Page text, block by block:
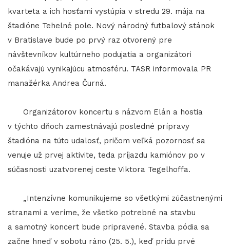
kvarteta a ich hosťami vystúpia v stredu 29. mája na
štadióne Tehelné pole. Nový národný futbalový stánok
v Bratislave bude po prvý raz otvorený pre
návštevníkov kultúrneho podujatia a organizátori
očakávajú vynikajúcu atmosféru. TASR informovala PR
manažérka Andrea Čurná.
Organizátorov koncertu s názvom Elán a hostia
v týchto dňoch zamestnávajú posledné prípravy
štadióna na túto udalosť, pričom veľká pozornosť sa
venuje už prvej aktivite, teda príjazdu kamiónov po v
súčasnosti uzatvorenej ceste Viktora Tegelhoffa.
„Intenzívne komunikujeme so všetkými zúčastnenými
stranami a veríme, že všetko potrebné na stavbu
a samotný koncert bude pripravené. Stavba pódia sa
začne hneď v sobotu ráno (25. 5.), keď prídu prvé